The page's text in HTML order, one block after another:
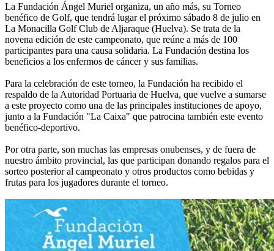
La Fundación Ángel Muriel organiza, un año más, su Torneo
benéfico de Golf, que tendrá lugar el próximo sábado 8 de julio en
La Monacilla Golf Club de Aljaraque (Huelva). Se trata de la
novena edición de este campeonato, que reúne a más de 100
participantes para una causa solidaria. La Fundación destina los
beneficios a los enfermos de cáncer y sus familias.
Para la celebración de este torneo, la Fundación ha recibido el
respaldo de la Autoridad Portuaria de Huelva, que vuelve a sumarse
a este proyecto como una de las principales instituciones de apoyo,
junto a la Fundación "La Caixa" que patrocina también este evento
benéfico-deportivo.
Por otra parte, son muchas las empresas onubenses, y de fuera de
nuestro ámbito provincial, las que participan donando regalos para el
sorteo posterior al campeonato y otros productos como bebidas y
frutas para los jugadores durante el torneo.